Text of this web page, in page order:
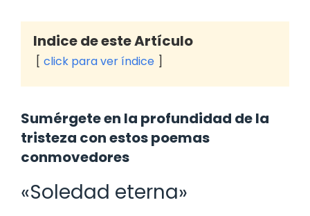
Indice de este Artículo
click para ver índice
Sumérgete en la profundidad de la
tristeza con estos poemas
conmovedores
«Soledad eterna»